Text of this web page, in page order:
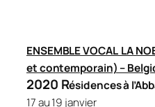
ENSEMBLE VOCAL LA
et contemporain) –
2020 Résidencesà
17 au 19 janvier